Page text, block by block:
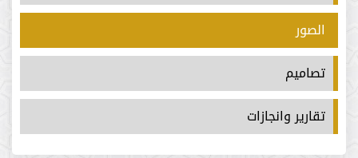
الصور
تصاميم
تقارير وانجازات